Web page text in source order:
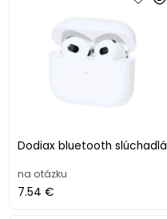
Dodiax bluetooth slúchadlá
na otázku
7.54 €